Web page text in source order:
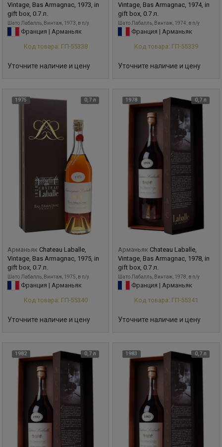
Vintage, Bas Armagnac, 1973, in
gift box, 0.7 л.
Шато Лабалль, Винтаж, 1973, в п/у
Франция | Арманьяк
Код товара: ГП-55338
Уточните наличие и цену
Vintage, Bas Armagnac, 1974, in
gift box, 0.7 л.
Шато Лабалль, Винтаж, 1974, в п/у
Франция | Арманьяк
Код товара: ГП-55339
Уточните наличие и цену
1975 0,7 л
Арманьяк Chateau Laballe,
Vintage, Bas Armagnac, 1975, in
gift box, 0.7 л.
Шато Лабалль, Винтаж, 1975, в п/у
Франция | Арманьяк
Код товара: ГП-55340
Уточните наличие и цену
1978 0,7 л
Арманьяк Chateau Laballe,
Vintage, Bas Armagnac, 1978, in
gift box, 0.7 л.
Шато Лабалль, Винтаж, 1978, в п/у
Франция | Арманьяк
Код товара: ГП-55341
Уточните наличие и цену
1982 0,7 л 1983 0,7 л